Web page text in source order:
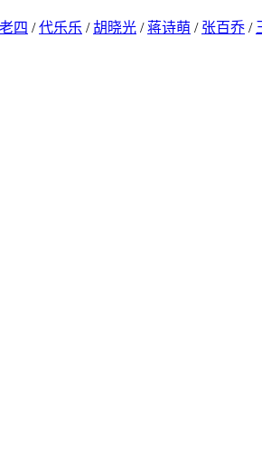
老四 /代乐乐 /胡晓光 /蒋诗萌 / 张百乔 /